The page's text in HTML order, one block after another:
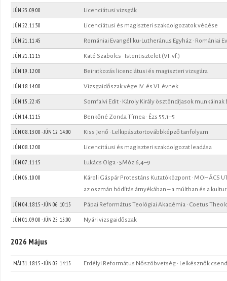
JÚN 23 . 09:00 Licenciátusi vizsgák
JÚN 22 . 11:30 Licenciátusi és magiszteri szakdolgozatok védése
JÚN 21 . 11:45 Romániai Evangéliku-Lutheránus Egyház · Romániai
JÚN 21 . 11:15 Kató Szabolcs · Istentisztelet (VI. vf.)
JÚN 19 . 12:00 Beiratkozás licenciátusi és magiszteri vizsgára
JÚN 18 . 14:00 Vizsgaidőszak vége IV. és VI. évnek
JÚN 15 . 22:45 Somfalvi Edit · Károly Király ösztöndíjasok
JÚN 14 . 11:15 Benkőné Zonda Tímea · Ézs 55,1–5
JÚN 08 . 13:00 -JÚN 12 . 14:00 Kiss Jenő · Lelkipásztortovábbképző tanfolyam
JÚN 08 . 12:00 Licencitáusi és magiszteri szakdolgozat leadása
JÚN 07 . 11:15 Lukács Olga · 5Móz 6,4–9
JÚN 06 . 10:00
Károli Gáspár Protestáns Kutatóközpont · MOHÁCS
az oszmán hódítás árnyékában – a múltban és a
JÚN 04 . 18:15 -JÚN 06 . 10:15 Pápai Református Teológiai Akadémia · Coetus
JÚN 01 . 09:00 -JÚN 25 . 15:00 Nyári vizsgaidőszak
2026 Május
MÁJ 31 . 18:15 -JÚN 02 . 14:15 Erdélyi Református Nőszöbvetség · Lelkésznők